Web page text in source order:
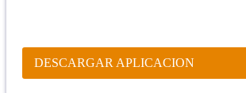
DESCARGAR APLICACION